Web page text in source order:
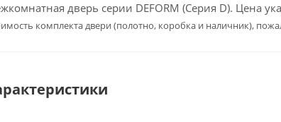
дверь серии DEFORM (Серия D). Цена
комплекта двери (полотно, коробка и наличник),